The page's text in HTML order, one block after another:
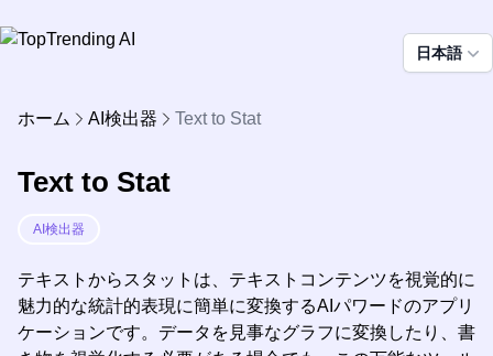
日本語
ホーム AI検出器 Text to Stat
Text to Stat
AI検出器
テキストからスタットは、テキストコンテンツを視覚的に
魅力的な統計的表現に簡単に変換するAIパワードのアプリ
ケーションです。データを見事なグラフに変換したり、書